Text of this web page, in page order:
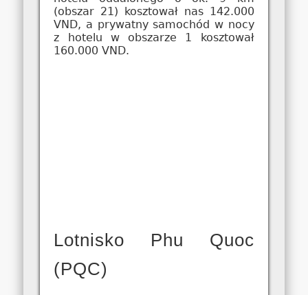
(obszar 21) kosztował nas 142.000
VND, a prywatny samochód w nocy
z hotelu w obszarze 1 kosztował
160.000 VND.
Lotnisko Phu Quoc
(PQC)